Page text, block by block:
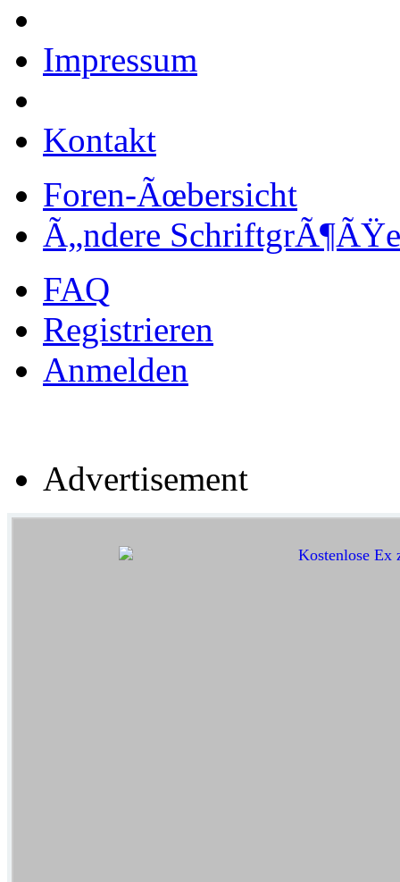
Impressum
Kontakt
Foren-Ãœbersicht
Ã„ndere SchriftgrÃ¶ÃŸe
FAQ
Registrieren
Anmelden
Advertisement